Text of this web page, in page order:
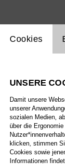
Einstellung
Cookies
UNSERE
Damit unsere
unserer
sozialen Medien,
über die
klicken, stimmen
Cookies sowie
Informationen